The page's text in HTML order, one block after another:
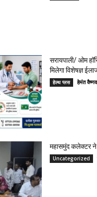
सरायपाली/ ओम
मिलेगा विशेषज्ञ
हेल्थ प्लस हेमंत
महासमुंद कलेक्टर ने
Uncategorized